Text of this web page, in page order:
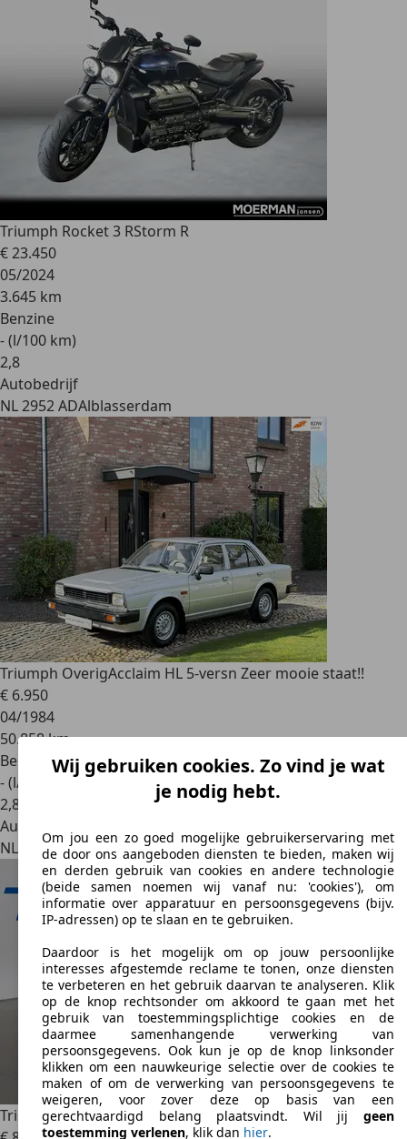
Triumph Rocket 3 RStorm R
€ 23.450
05/2024
3.645 km
Benzine
- (l/100 km)
2,8
Autobedrijf
NL 2952 ADAlblasserdam
Triumph OverigAcclaim HL 5-versn Zeer mooie staat!!
€ 6.950
04/1984
50.858 km
Benzine
- (l/100 km)
2,8
Autobedrijf
NL 6014 CCIttervoort
Triumph TR72.0 HARDTOP *16.724 KM* ORIG. NL
Wij gebruiken cookies. Zo vind je wat
je nodig hebt.
Om jou een zo goed mogelijke gebruikerservaring met
de door ons aangeboden diensten te bieden, maken wij
en derden gebruik van cookies en andere technologie
(beide samen noemen wij vanaf nu: 'cookies'), om
informatie over apparatuur en persoonsgegevens (bijv.
IP-adressen) op te slaan en te gebruiken.
Daardoor is het mogelijk om op jouw persoonlijke
interesses afgestemde reclame te tonen, onze diensten
te verbeteren en het gebruik daarvan te analyseren. Klik
op de knop rechtsonder om akkoord te gaan met het
gebruik van toestemmingsplichtige cookies en de
daarmee samenhangende verwerking van
persoonsgegevens. Ook kun je op de knop linksonder
klikken om een nauwkeurige selectie over de cookies te
maken of om de verwerking van persoonsgegevens te
weigeren, voor zover deze op basis van een
gerechtvaardigd belang plaatsvindt. Wil jij geen
toestemming verlenen, klik dan hier.